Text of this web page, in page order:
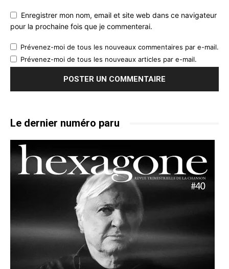
Enregistrer mon nom, email et site web dans ce navigateur
pour la prochaine fois que je commenterai.
Prévenez-moi de tous les nouveaux commentaires par e-mail.
Prévenez-moi de tous les nouveaux articles par e-mail.
Le dernier numéro paru